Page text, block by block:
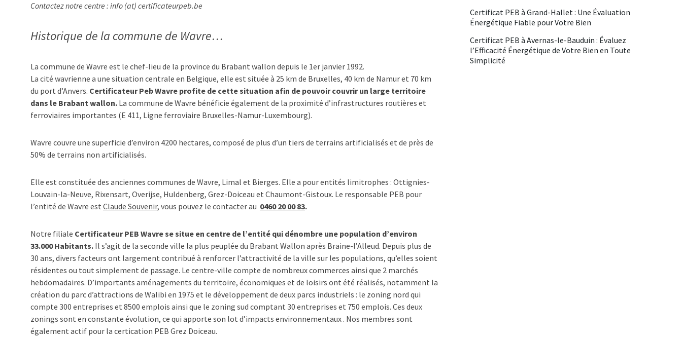
Contactez notre centre : info (at) certificateurpeb.be
Historique de la commune de Wavre…
La commune de Wavre est le chef-lieu de la province du Brabant wallon depuis le 1er janvier 1992.
La cité wavrienne a une situation centrale en Belgique, elle est située à 25 km de Bruxelles, 40 km de Namur et 70 km
du port d’Anvers. Certificateur Peb Wavre profite de cette situation afin de pouvoir couvrir un large territoire
dans le Brabant wallon. La commune de Wavre bénéficie également de la proximité d’infrastructures routières et
ferroviaires importantes (E 411, Ligne ferroviaire Bruxelles-Namur-Luxembourg).
Wavre couvre une superficie d’environ 4200 hectares, composé de plus d’un tiers de terrains artificialisés et de près de
50% de terrains non artificialisés.
Elle est constituée des anciennes communes de Wavre, Limal et Bierges. Elle a pour entités limitrophes : Ottignies-
Louvain-la-Neuve, Rixensart, Overijse, Huldenberg, Grez-Doiceau et Chaumont-Gistoux. Le responsable PEB pour
l’entité de Wavre est Claude Souvenir, vous pouvez le contacter au 0460 20 00 83.
Notre filiale Certificateur PEB Wavre se situe en centre de l’entité qui dénombre une population d’environ
33.000 Habitants. Il s’agit de la seconde ville la plus peuplée du Brabant Wallon après Braine-l’Alleud. Depuis plus de
30 ans, divers facteurs ont largement contribué à renforcer l’attractivité de la ville sur les populations, qu’elles soient
résidentes ou tout simplement de passage. Le centre-ville compte de nombreux commerces ainsi que 2 marchés
hebdomadaires. D’importants aménagements du territoire, économiques et de loisirs ont été réalisés, notamment la
création du parc d’attractions de Walibi en 1975 et le développement de deux parcs industriels : le zoning nord qui
compte 300 entreprises et 8500 emplois ainsi que le zoning sud comptant 30 entreprises et 750 emplois. Ces deux
zonings sont en constante évolution, ce qui apporte son lot d’impacts environnementaux . Nos membres sont
également actif pour la certication PEB Grez Doiceau.
Certificat PEB à Grand-Hallet : Une Évaluation
Énergétique Fiable pour Votre Bien
Certificat PEB à Avernas-le-Bauduin : Évaluez
l’Efficacité Énergétique de Votre Bien en Toute
Simplicité